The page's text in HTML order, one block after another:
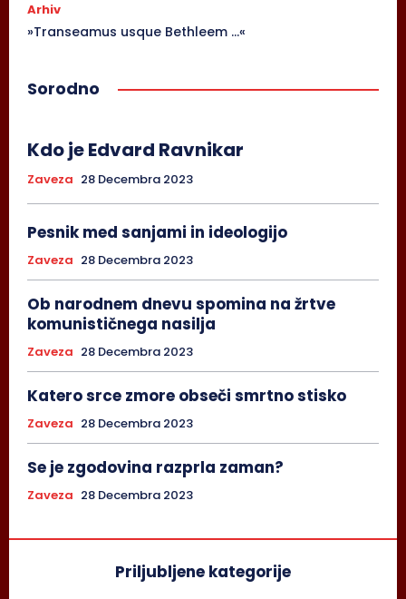
Arhiv
»Transeamus usque Bethleem …«
Sorodno
Kdo je Edvard Ravnikar
Zaveza 28 Decembra 2023
Pesnik med sanjami in ideologijo
Zaveza 28 Decembra 2023
Ob narodnem dnevu spomina na žrtve
komunističnega nasilja
Zaveza 28 Decembra 2023
Katero srce zmore obseči smrtno stisko
Zaveza 28 Decembra 2023
Se je zgodovina razprla zaman?
Zaveza 28 Decembra 2023
Priljubljene kategorije